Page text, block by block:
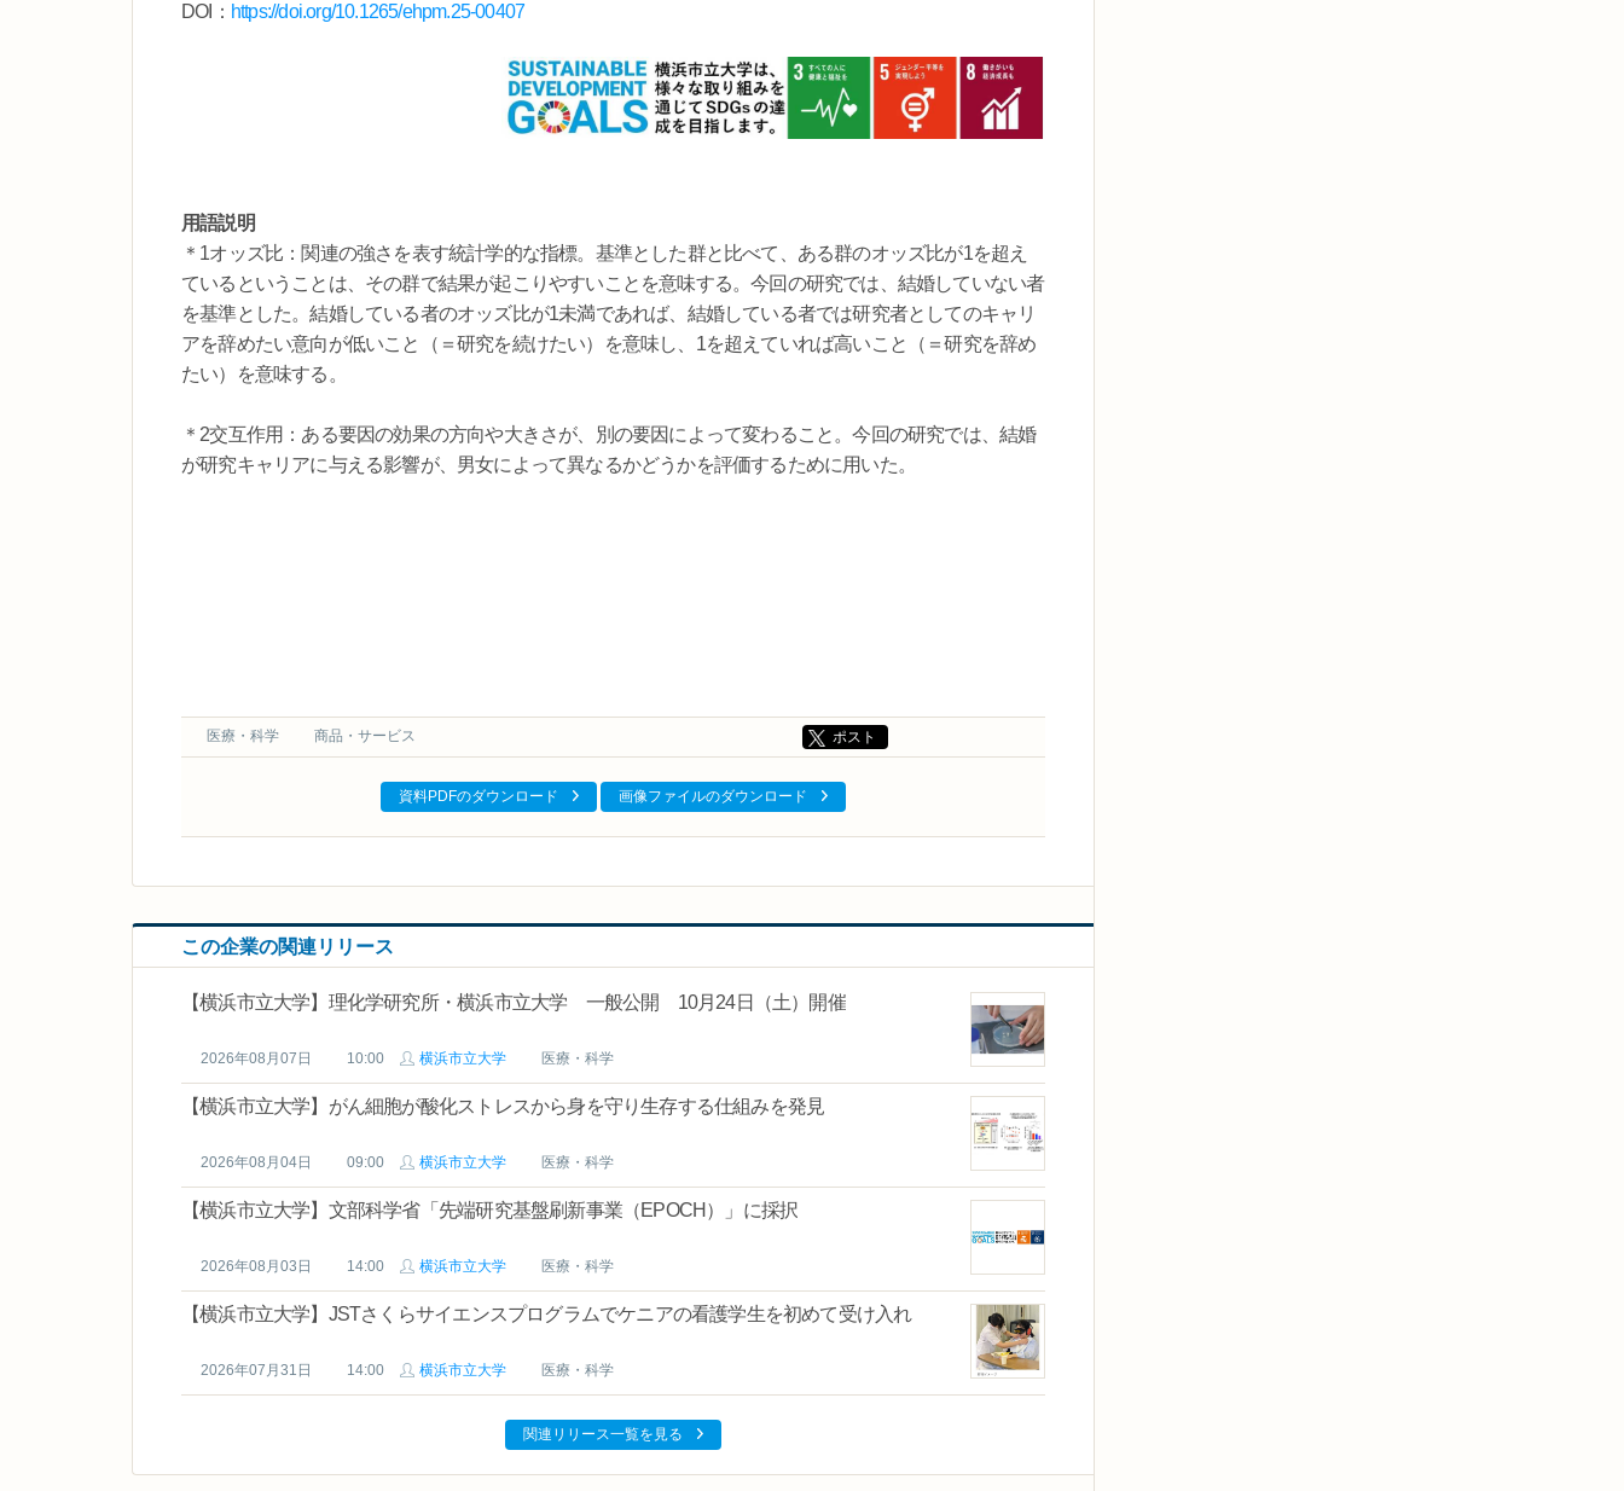
DOI： https://doi.org/10.1265/ehpm.25-00407
用語説明
＊1オッズ比：関連の強さを表す統計学的な指標。基準とした群と比べて、ある群のオッズ比が1を超え
ているということは、その群で結果が起こりやすいことを意味する。今回の研究では、結婚していない者
を基準とした。結婚している者のオッズ比が1未満であれば、結婚している者では研究者としてのキャリ
アを辞めたい意向が低いこと（＝研究を続けたい）を意味し、1を超えていれば高いこと（＝研究を辞め
たい）を意味する。
＊2交互作用：ある要因の効果の方向や大きさが、別の要因によって変わること。今回の研究では、結婚
が研究キャリアに与える影響が、男女によって異なるかどうかを評価するために用いた。
医療・科学 商品・サービス ポスト
資料PDFのダウンロード 画像ファイルのダウンロード
この企業の関連リリース
【横浜市立大学】理化学研究所・横浜市立大学 一般公開 10月24日（土）開催
2026年08月07日 10:00 横浜市立大学 医療・科学
【横浜市立大学】がん細胞が酸化ストレスから身を守り生存する仕組みを発見
2026年08月04日 09:00 横浜市立大学 医療・科学
【横浜市立大学】文部科学省「先端研究基盤刷新事業（EPOCH）」に採択
2026年08月03日 14:00 横浜市立大学 医療・科学
【横浜市立大学】JSTさくらサイエンスプログラムでケニアの看護学生を初めて受け入れ
2026年07月31日 14:00 横浜市立大学 医療・科学
関連リリース一覧を見る